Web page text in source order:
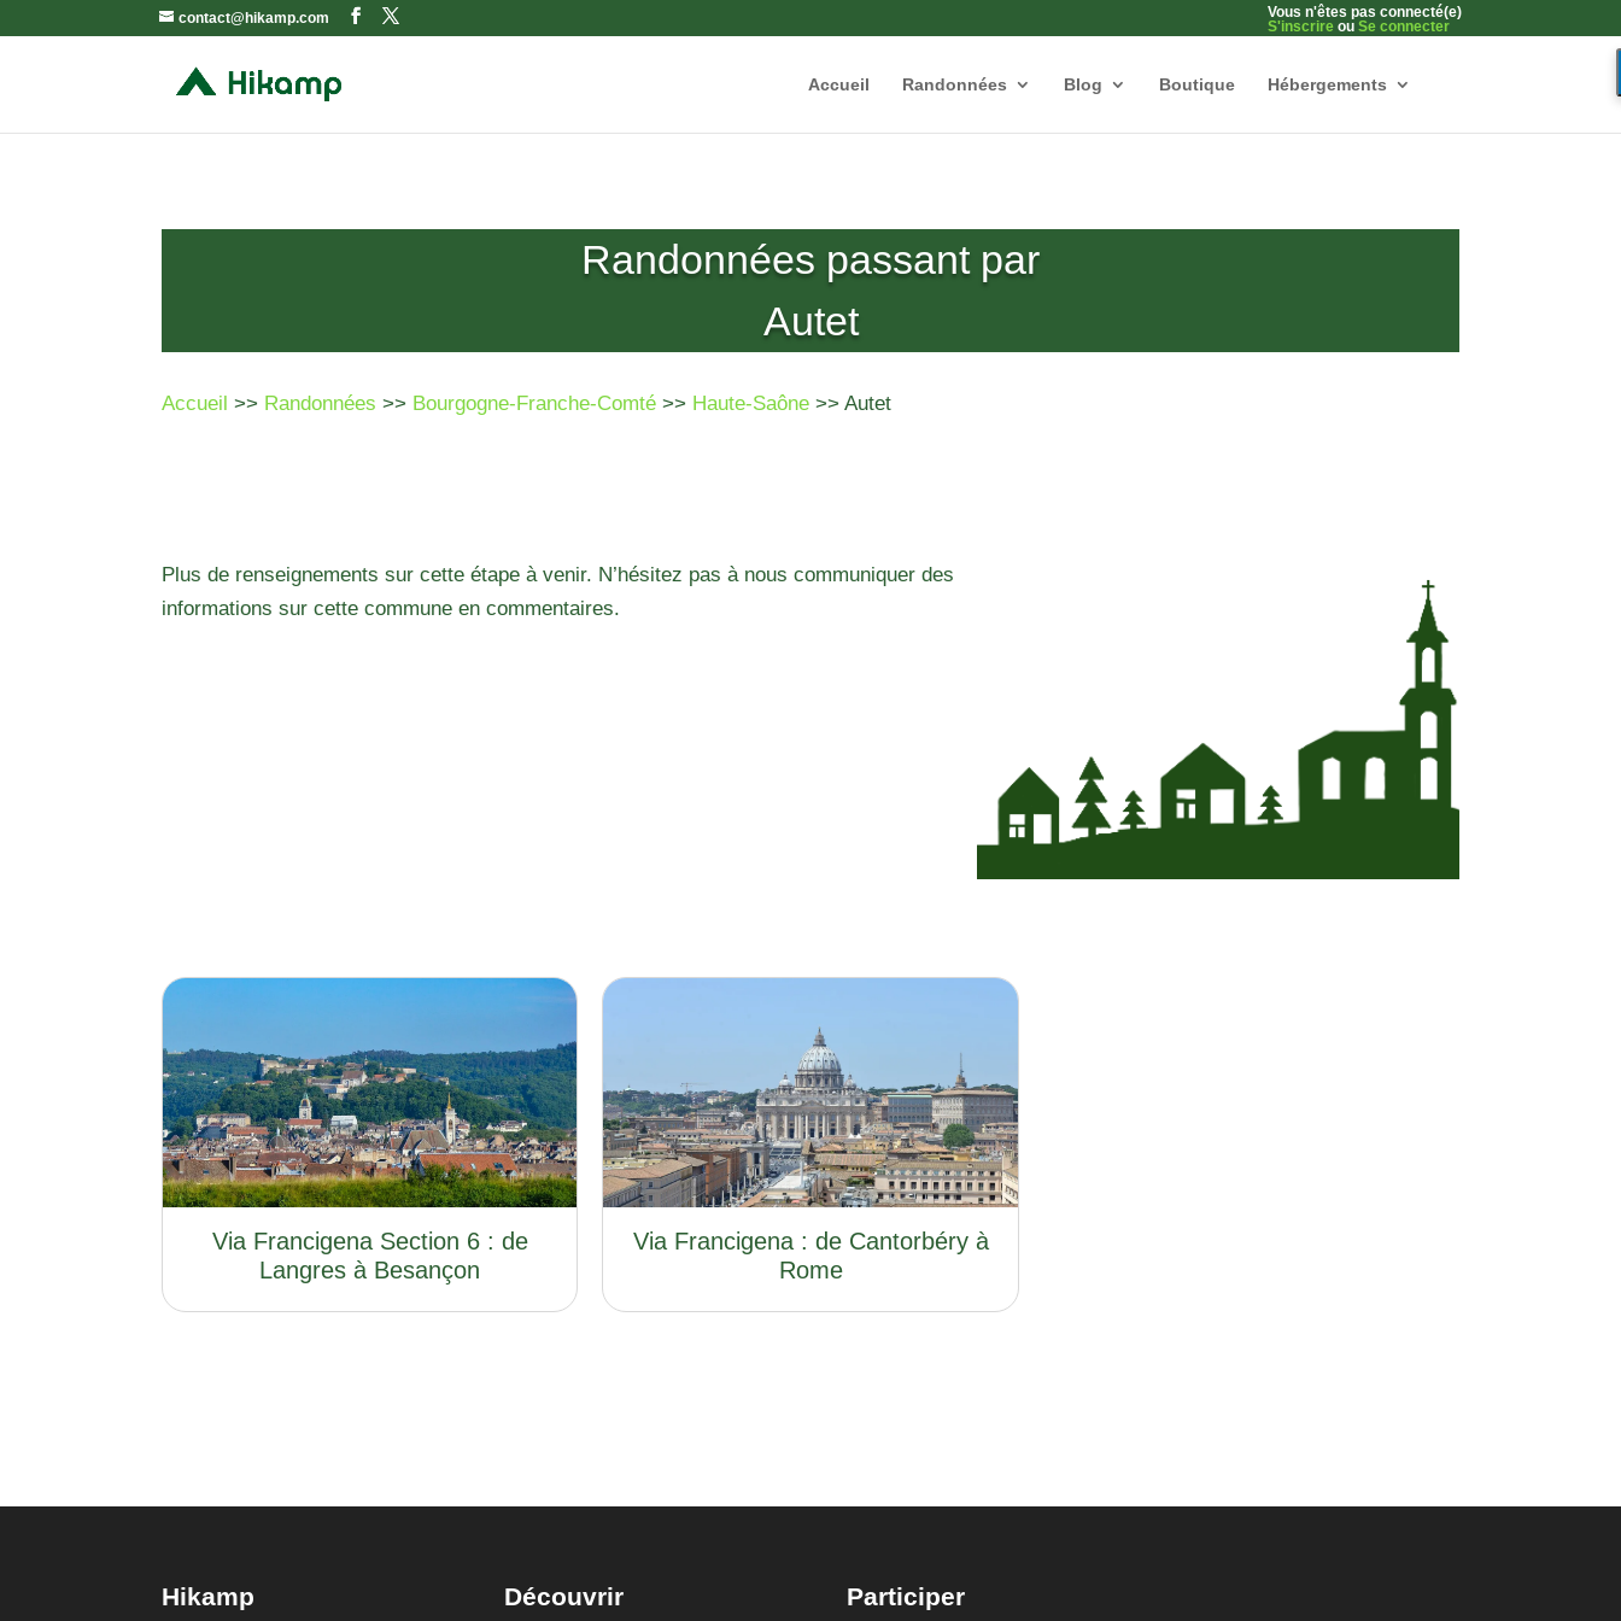
contact@hikamp.com
Vous n'êtes pas connecté(e)
S'inscrire ou Se connecter
Accueil Randonnées Blog Boutique Hébergements
Randonnées passant par
Autet
Accueil >> Randonnées >> Bourgogne-Franche-Comté >> Haute-Saône >> Autet
Plus de renseignements sur cette étape à venir. N’hésitez pas à nous communiquer des
informations sur cette commune en commentaires.
Via Francigena Section 6 : de
Langres à Besançon
Via Francigena : de Cantorbéry à
Rome
Hikamp Découvrir Participer